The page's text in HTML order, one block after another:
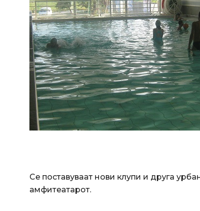
Се поставуваат нови клупи и друга
амфитеатарот.